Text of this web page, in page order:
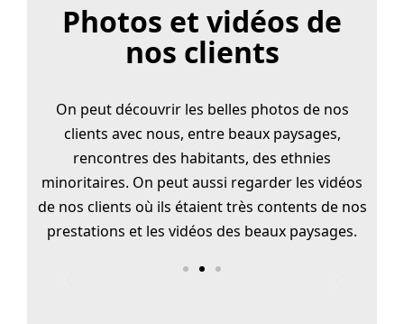
Photos et vidéos de
nos clients
On peut découvrir les belles photos de nos
clients avec nous, entre beaux paysages,
rencontres des habitants, des ethnies
minoritaires. On peut aussi regarder les vidéos
de nos clients où ils étaient très contents de nos
prestations et les vidéos des beaux paysages.